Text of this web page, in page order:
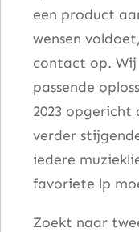
een product
wensen
contact op.
passende
2023 opgericht
verder
iedere
favoriete lp
Zoekt naar